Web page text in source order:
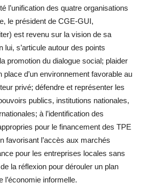
l’unification des quatre organisations
le président de CGE-GUI,
est revenu sur la vision de sa
lui, s’articule autour des points
promotion du dialogue social; plaider
d’un environnement favorable au
privé; défendre et représenter les
publics, institutions nationales,
à l’identification des
pour le financement des TPE
favorisant l’accès aux marchés
pour les entreprises locales sans
la réflexion pour dérouler un plan
l’économie informelle.